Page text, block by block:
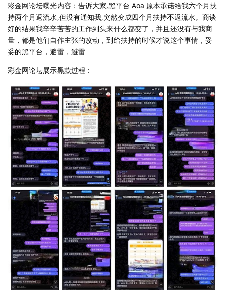
彩金网论坛曝光内容：告诉大家,黑平台 Aoa 原本承诺给我六个月扶
持两个月返流水,但没有通知我,突然变成四个月扶持不返流水。商谈
好的结果我辛辛苦苦的工作到头来什么都变了，并且还没有与我商
量，都是他们自作主张的改动，到给扶持的时候才说这个事情，妥
妥的黑平台，避雷，避雷
彩金网论坛展示黑款过程：